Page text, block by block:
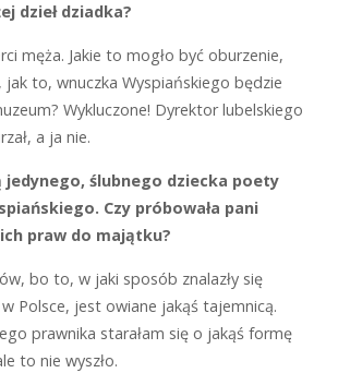
dzieł dziadka?
męża. Jakie to mogło być oburzenie,
jak to, wnuczka Wyspiańskiego będzie
Wykluczone! Dyrektor lubelskiego
a ja nie.
jedynego, ślubnego dziecka poety
Czy próbowała pani
praw do majątku?
bo to, w jaki sposób znalazły się
Polsce, jest owiane jakąś tajemnicą.
prawnika starałam się o jakąś formę
to nie wyszło.